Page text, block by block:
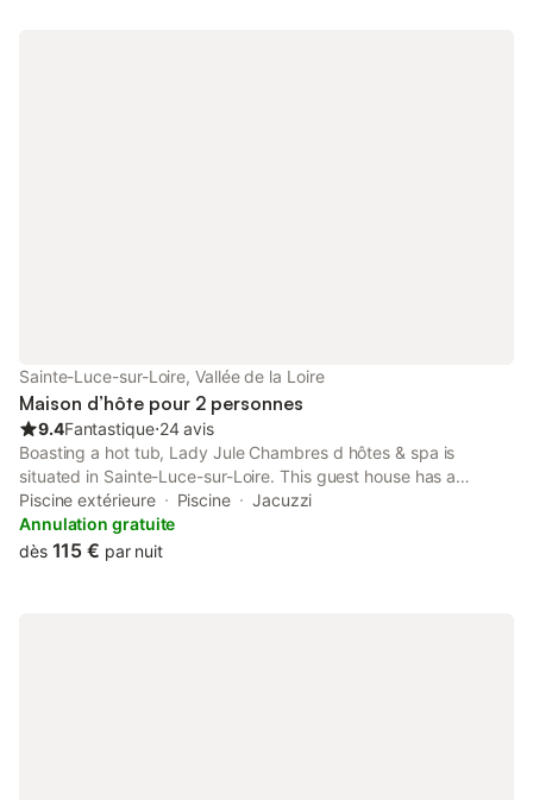
Sainte-Luce-sur-Loire, Vallée de la Loire
Maison d’hôte pour 2 personnes
9.4Fantastique⋅24 avis
Boasting a hot tub, Lady Jule Chambres d hôtes & spa is
situated in Sainte-Luce-sur-Loire. This guest house has a
heated pool, a garden and free private parking. The property
offers soundproof units and is set 10 km from Le Lieu Unique.
Piscine extérieure Piscine
Jacuzzi
Annulation gratuite
dès 115 € par nuit